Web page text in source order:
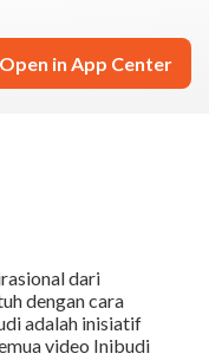
Open in App Center
dari
dengan cara
adalah inisiatif
video Inibudi